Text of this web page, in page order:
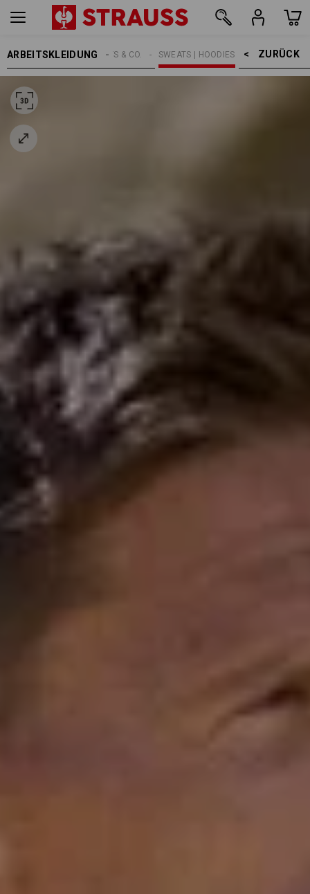
ARBEITSKLEIDUNG ZURÜCK    >
SWEATS | HOODIES
SHIRTS & CO.
HERREN